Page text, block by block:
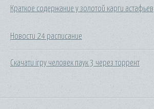
Краткое содержание у золотой карги астафьев
Новости 24 расписание
Скачати ігру человек паук 3 через торрент